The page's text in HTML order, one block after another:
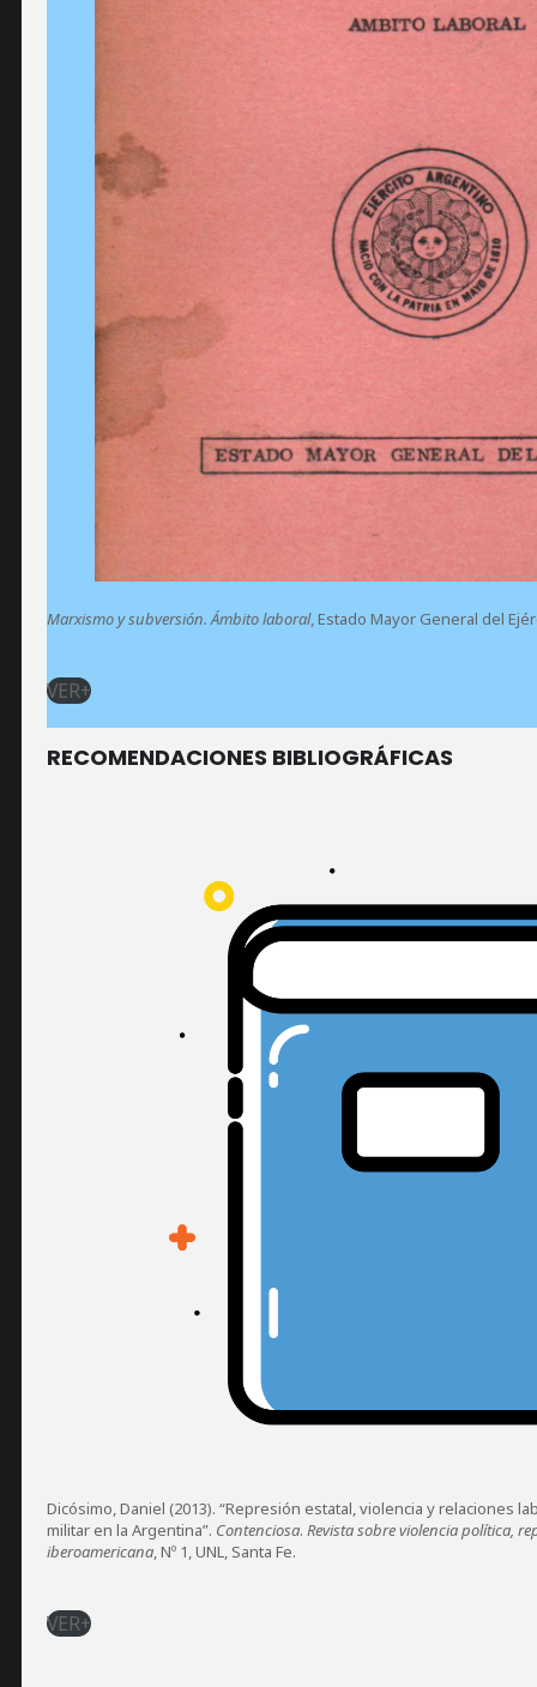
Marxismo y subversión. Ámbito laboral, Estado Mayor General del
VER+
RECOMENDACIONES BIBLIOGRÁFICAS
Dicósimo, Daniel (2013). “Represión estatal, violencia y relaciones
militar en la Argentina”. Contenciosa. Revista sobre violencia política,
iberoamericana, Nº 1, UNL, Santa Fe.
VER+